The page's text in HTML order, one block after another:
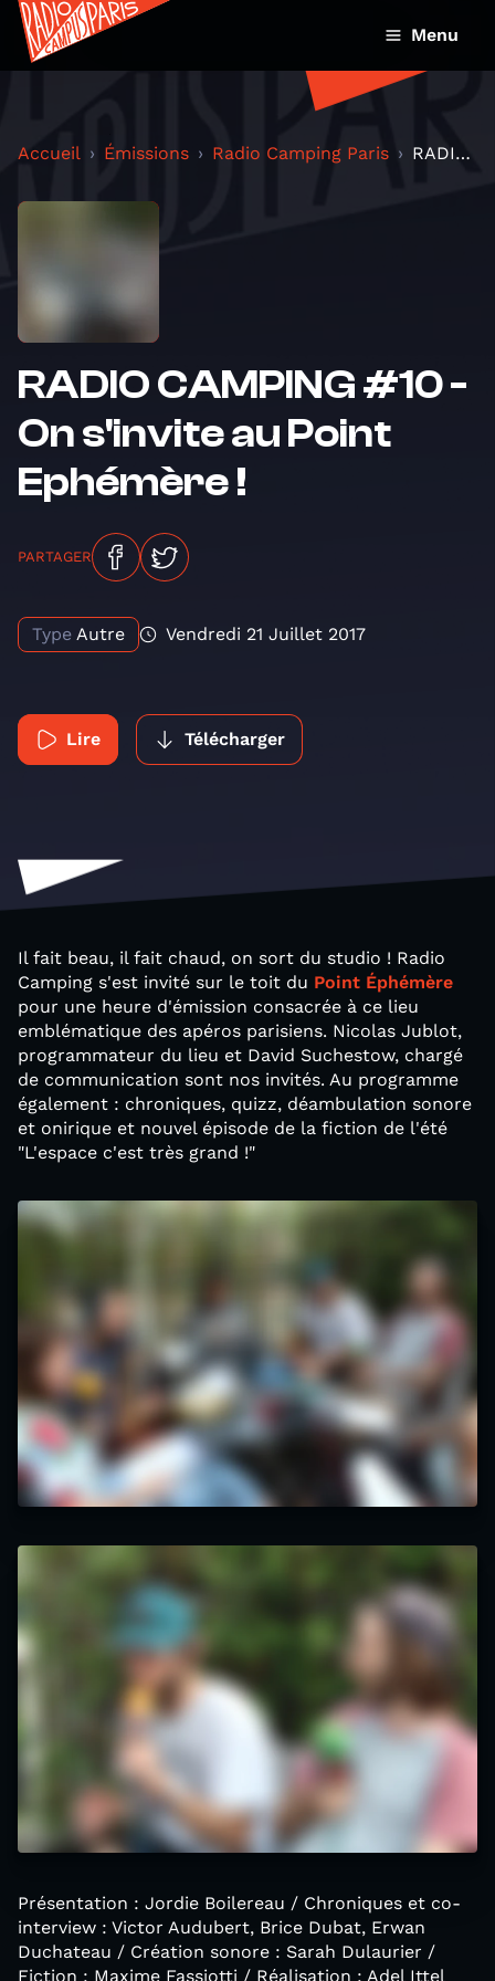
Menu
Accueil Émissions Radio Camping Paris RADIO CAMPING #10 - On s'invite au Point Ephémère...
RADIO CAMPING #10 -
On s'invite au Point
Ephémère !
PARTAGER
Type Autre Vendredi 21 Juillet 2017
Lire Télécharger
Il fait beau, il fait chaud, on sort du studio ! Radio
Camping s'est invité sur le toit du Point Éphémère
pour une heure d'émission consacrée à ce lieu
emblématique des apéros parisiens. Nicolas Jublot,
programmateur du lieu et David Suchestow, chargé
de communication sont nos invités. Au programme
également : chroniques, quizz, déambulation sonore
et onirique et nouvel épisode de la fiction de l'été
"L'espace c'est très grand !"
Présentation : Jordie Boilereau / Chroniques et co-
interview : Victor Audubert, Brice Dubat, Erwan
Duchateau / Création sonore : Sarah Dulaurier /
Fiction : Maxime Fassiotti / Réalisation : Adel Ittel